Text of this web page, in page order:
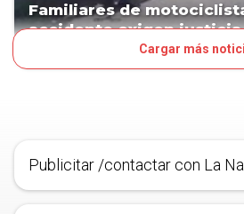
Familiares de
accidente exigen justicia
Cargar más
Publicitar /contactar con La